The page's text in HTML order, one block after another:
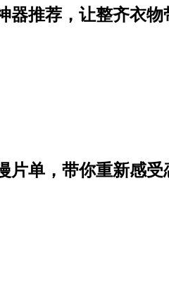
器推荐，让整齐衣
片单，带你重新感受